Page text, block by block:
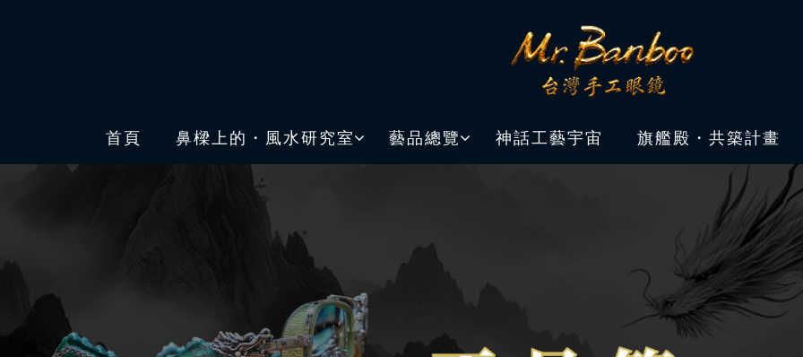
首頁 鼻樑上的・風水研究室 藝品總覽 神話工藝宇宙 旗艦殿・共築計畫